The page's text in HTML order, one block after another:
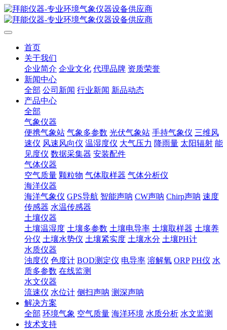
首页
关于我们
企业简介 企业文化 代理品牌 资质荣誉
新闻中心
全部 公司新闻 行业新闻 新品动态
产品中心
全部
气象仪器
便携气象站 气象多参数 光伏气象站 手持气象仪 三维风
速仪 风速风向仪 温湿度仪 大气压力 降雨量 太阳辐射 能
见度仪 数据采集器 安装配件
气体仪器
空气质量 颗粒物 气体取样器 气体分析仪
海洋仪器
海洋气象仪 GPS导航 智能声呐 CW声呐 Chirp声呐 速度
传感器 水温传感器
土壤仪器
土壤温湿度 土壤多参数 土壤电导率 土壤取样器 土壤养
分仪 土壤水势仪 土壤紧实度 土壤水分 土壤PH计
水质仪器
浊度仪 色度计 BOD测定仪 电导率 溶解氧 ORP PH仪 水
质多参数 在线监测
水文仪器
流速仪 水位计 侧扫声呐 测深声呐
解决方案
全部 环境气象 空气质量 海洋环境 水质分析 水文监测
技术支持